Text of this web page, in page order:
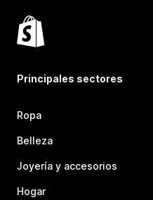
Principales sectores
Ropa
Belleza
Joyería y accesorios
Hogar